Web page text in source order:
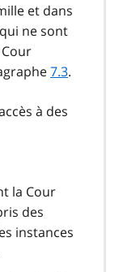
et dans
ne sont
7.3.
à des
la Cour
des
instances